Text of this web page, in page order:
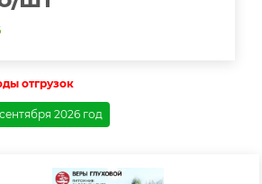
отгрузок
2026 год